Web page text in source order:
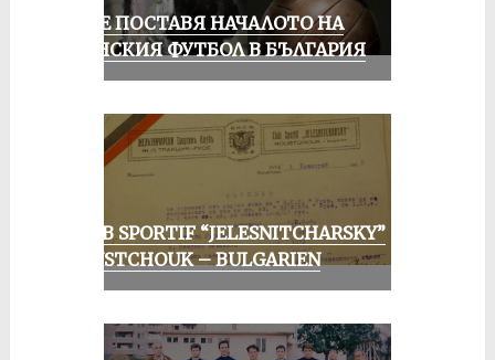
РУСЕ ПОСТАВЯ НАЧАЛОТО НА
ЖЕНСКИЯ ФУТБОЛ В БЪЛГАРИЯ
CLUB SPORTIF “JELESNITCHARSKY”
ROUSTCHOUK – BULGARIEN